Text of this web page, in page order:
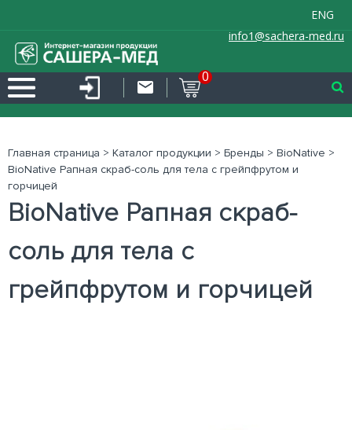
ENG
info1@sachera-med.ru
0
Главная страница > Каталог продукции > Бренды > BioNative >
BioNative Рапная скраб-соль для тела с грейпфрутом и
горчицей
BioNative Рапная скраб-
соль для тела с
грейпфрутом и горчицей